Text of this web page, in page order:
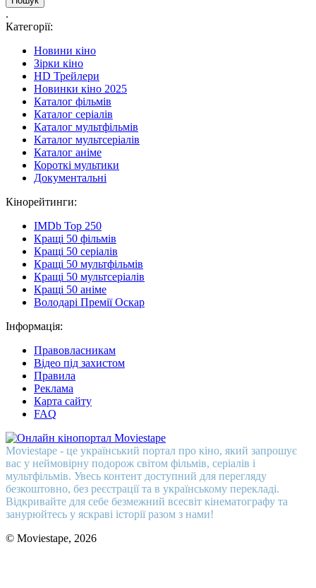
.
Категорії:
Новини кіно
Зірки кіно
HD Трейлери
Новинки кіно 2025
Каталог фільмів
Каталог серіалів
Каталог мультфільмів
Каталог мультсеріалів
Каталог аніме
Короткі мультики
Документальні
Кінорейтинги:
IMDb Top 250
Кращі 50 фільмів
Кращі 50 серіалів
Кращі 50 мультфільмів
Кращі 50 мультсеріалів
Кращі 50 аніме
Володарі Премії Оскар
Інформація:
Правовласникам
Відео під захистом
Правила
Реклама
Карта сайту
FAQ
Moviestape - це український портал про кіно, який запрошує
вас у неймовірну подорож світом фільмів, серіалів і
мультфільмів. Увесь контент доступний для перегляду
безкоштовно, без реєстрації та в українському перекладі.
Відкривайте для себе безмежний всесвіт кінематографу та
занурюйтесь у яскраві історії разом з нами!
© Moviestape, 2026